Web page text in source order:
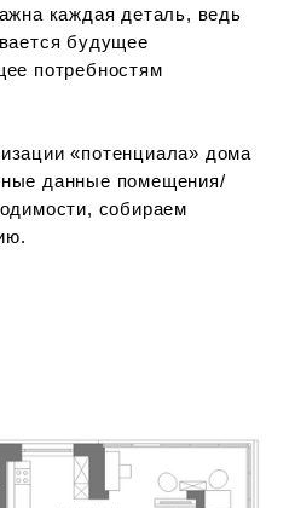
каждая деталь, ведь
будущее
потребностям
«потенциала» дома
данные помещения/
собираем